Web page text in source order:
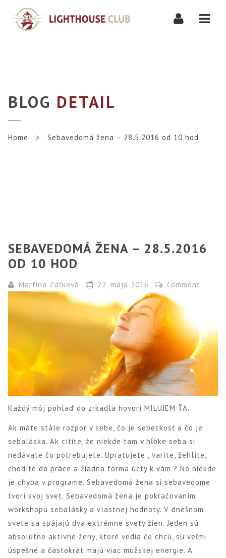
BLOG DETAIL
Home Sebavedomá žena – 28.5.2016 od 10 hod
SEBAVEDOMÁ ŽENA – 28.5.2016
OD 10 HOD
Martina Zaťková 22. mája 2016 Comment
Každý môj pohlaď do zrkadla hovorí MILUJEM ŤA.
Ak máte stále rozpor v sebe, čo je sebeckosť a čo je
sebaláska. Ak cítite, že niekde tam v hĺbke seba si
nedávate čo potrebujete. Upratujete , varíte, žehlíte,
chodíte do práce a žiadna forma úcty k vám ? No niekde
je chyba v programe. Sebavedomá žena si sebavedome
tvorí svoj svet. Sebavedomá žena je pokračovaním
workshopu sebalásky a vlastnej hodnoty. V dnešnom
svete sa spájajú dva extrémne svety žien. Jeden sú
absolútne aktívne ženy, ktoré vedia čo chcú, sú veľmi
úspešné a častokrát majú viac mužskej energie. A